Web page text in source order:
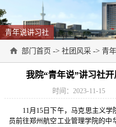
青年说讲习社
部门首页 -> 社团风采 -> 青
我院“青年说”讲习社
时间：2023-11-15
11月15日下午，马克思主义
员前往郑州航空工业管理学院的中